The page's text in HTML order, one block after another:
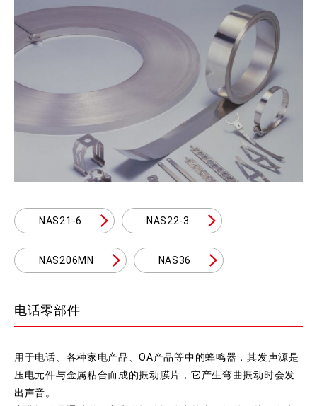
NAS21-6 NAS22-3
NAS206MN NAS36
电话零部件
用于电话、各种家电产品、OA产品等中的蜂鸣器，其发声源是
压电元件与金属粘合而成的振动膜片，它产生弯曲振动时会发
出声音。